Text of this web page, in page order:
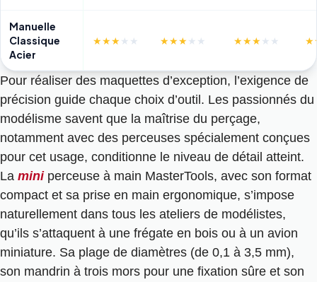
Manuelle
Classique
Acier
★★★★★ ★★★★★ ★★★★★
Pour réaliser des maquettes d’exception, l’exigence de
précision guide chaque choix d’outil. Les passionnés du
modélisme savent que la maîtrise du perçage,
notamment avec des perceuses spécialement conçues
pour cet usage, conditionne le niveau de détail atteint.
La miniperceuse à main MasterTools, avec son format
compact et sa prise en main ergonomique, s’impose
naturellement dans tous les ateliers de modélistes,
qu’ils s’attaquent à une frégate en bois ou à un avion
miniature. Sa plage de diamètres (de 0,1 à 3,5 mm),
son mandrin à trois mors pour une fixation sûre et son